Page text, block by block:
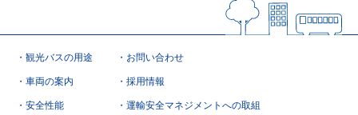
観光バスの用途
車両の案内
安全性能
お問い合わせ
採用情報
運輸安全マネジメントへの取組